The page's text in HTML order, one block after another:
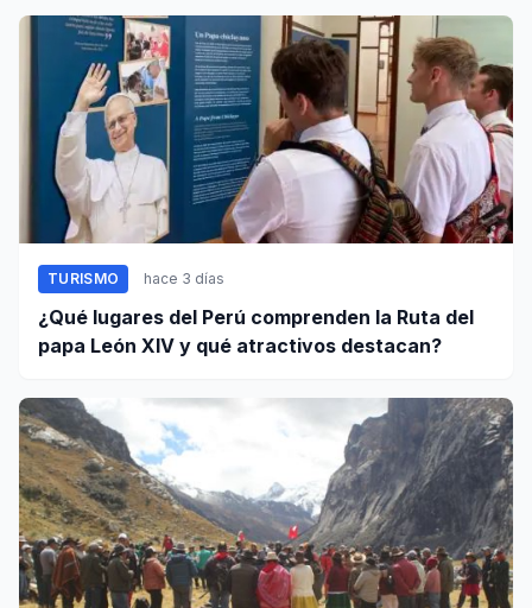
TURISMO hace 3 días
¿Qué lugares del Perú comprenden la Ruta del
papa León XIV y qué atractivos destacan?